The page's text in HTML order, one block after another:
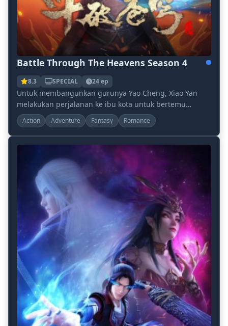
Battle Through The Heavens Season 4
8.3 SPECIAL 24 ep
Untuk membangunkan gurunya Yao Cheng, Xiao Yan
melakukan perjalanan ke ibu kota untuk bertemu
dengan para ahli pil. Kekuatannya segera diketahui,
oran...
Action Adventure Fantasy Romance